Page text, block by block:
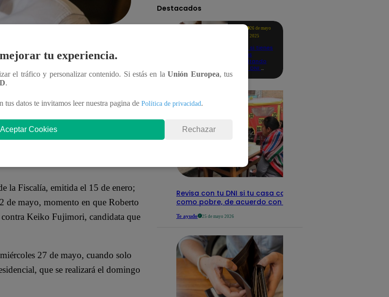
en la segunda vuelta por
por presuntamente haber cometido
información sobre aportes a su
inhabilitado de su cargo como
la Fiscalía, emitida el 15 de enero;
de mayo, momento en que Roberto
contra Keiko Fujimori, candidata que
27 de mayo, cuando solo
que se realizará el domingo
Destacados
26 de mayo
2025
Revisa si tienes
deudas
consultando
con tu DNI:
aquí los
detalles
Revisa con tu DNI si tu casa califica
como pobre, de acuerdo con el Sisfoh
Te ayudo 25 de mayo 2026
tu experiencia.
el tráfico y personalizar contenido. Si estás en laUnión Europea, tus
.
tus datos te invitamos leer nuestra pagina de Política de privacidad.
Aceptar Cookies Rechazar